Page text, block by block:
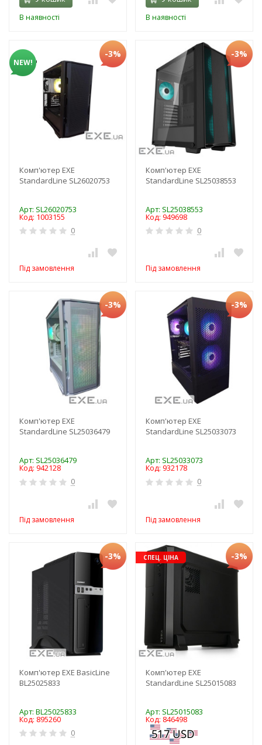
В наявності В наявності
NEW!
-3%
Комп'ютер EXE
StandardLine SL26020753
Арт: SL26020753
Код: 1003155
0
Під замовлення
-3%
Комп'ютер EXE
StandardLine SL25038553
Арт: SL25038553
Код: 949698
0
Під замовлення
-3%
Комп'ютер EXE
StandardLine SL25036479
Арт: SL25036479
Код: 942128
0
Під замовлення
-3%
Комп'ютер EXE
StandardLine SL25033073
Арт: SL25033073
Код: 932178
0
Під замовлення
-3%
Комп'ютер EXE BasicLine
BL25025833
Арт: BL25025833
Код: 895260
0
СПЕЦ. ЦІНА -3%
Комп'ютер EXE
StandardLine SL25015083
Арт: SL25015083
Код: 846498